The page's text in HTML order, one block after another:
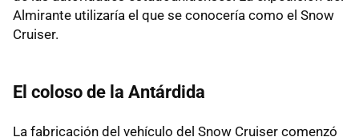
Almirante utilizaría el que se conocería como el Snow
Cruiser.
El coloso de la Antárdida
La fabricación del vehículo del Snow Cruiser comenzó